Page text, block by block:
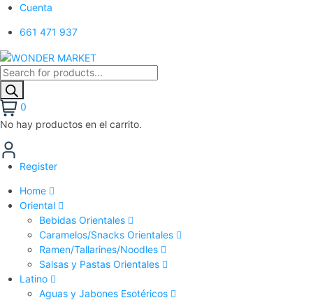
Cuenta
661 471 937
0
No hay productos en el carrito.
Register
Home
Oriental
Bebidas Orientales
Caramelos/Snacks Orientales
Ramen/Tallarines/Noodles
Salsas y Pastas Orientales
Latino
Aguas y Jabones Esotéricos